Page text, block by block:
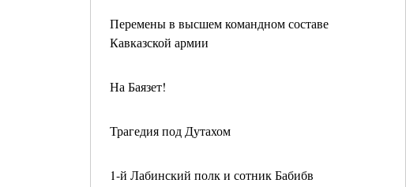
Перемены в высшем командном составе
Кавказской армии
На Баязет!
Трагедия под Дутахом
1-й Лабинский полк и сотник Бабибв